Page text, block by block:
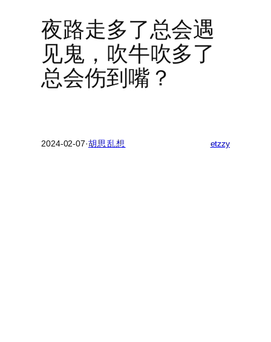
夜路走多了总会遇
见鬼，吹牛吹多了
总会伤到嘴？
2024-02-07·胡思乱想 etzzy